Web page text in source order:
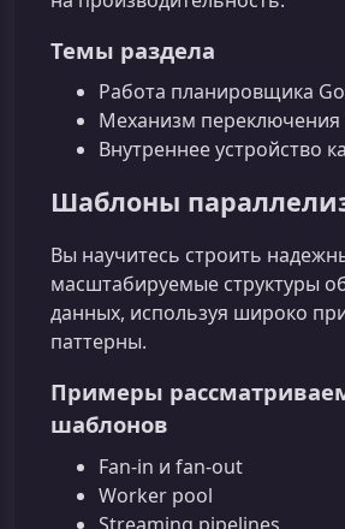
Темы раздела
Работа планировщика Go
Механизм переключения
Внутреннее устройство
Шаблоны
Вы научитесь строить
масштабируемые структуры
данных, используя широко
паттерны.
Примеры
шаблонов
Fan-in и fan-out
Worker pool
Streaming pipelines